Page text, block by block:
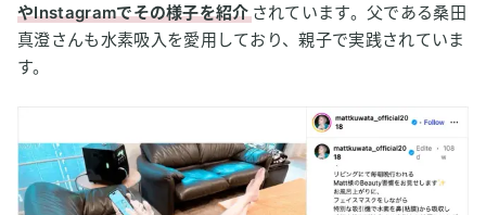
やInstagramでその様子を紹介されています。父である桑田
真澄さんも水素吸入を愛用しており、親子で実践されていま
す。